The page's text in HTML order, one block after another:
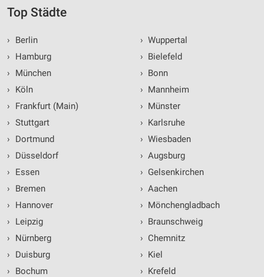
Top Städte
›
Berlin
›
Hamburg
›
München
›
Köln
›
Frankfurt (Main)
› Stuttgart
›
Dortmund
›
Düsseldorf
›
Essen
›
Bremen
›
Hannover
›
Leipzig
›
Nürnberg
›
Duisburg
›
Bochum
› Wuppertal
› Bielefeld
› Bonn
› Mannheim
› Münster
› Karlsruhe
› Wiesbaden
› Augsburg
› Gelsenkirchen
› Aachen
› Mönchengladbach
› Braunschweig
› Chemnitz
› Kiel
› Krefeld